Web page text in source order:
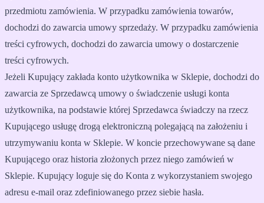
przedmiotu zamówienia. W przypadku zamówienia towarów,
dochodzi do zawarcia umowy sprzedaży. W przypadku zamówienia
treści cyfrowych, dochodzi do zawarcia umowy o dostarczenie
treści cyfrowych.
Jeżeli Kupujący zakłada konto użytkownika w Sklepie, dochodzi do
zawarcia ze Sprzedawcą umowy o świadczenie usługi konta
użytkownika, na podstawie której Sprzedawca świadczy na rzecz
Kupującego usługę drogą elektroniczną polegającą na założeniu i
utrzymywaniu konta w Sklepie. W koncie przechowywane są dane
Kupującego oraz historia złożonych przez niego zamówień w
Sklepie. Kupujący loguje się do Konta z wykorzystaniem swojego
adresu e-mail oraz zdefiniowanego przez siebie hasła.